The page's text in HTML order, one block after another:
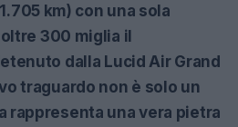
1.705 km) con una sola
300 miglia il
dalla Lucid Air Grand
traguardo non è solo un
rappresenta una vera pietra